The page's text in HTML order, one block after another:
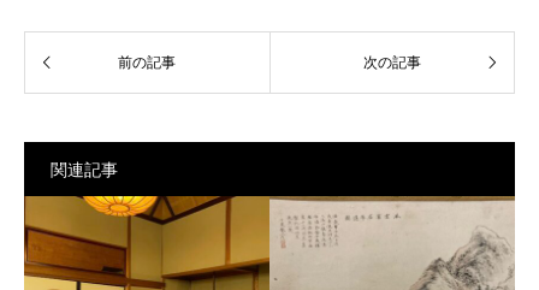
関連記事